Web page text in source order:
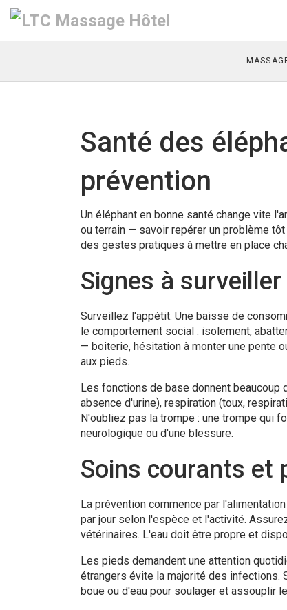
Santé des
prévention
Un éléphant en bonne santé change vite
ou terrain — savoir repérer un problème
des gestes pratiques à mettre en place
Signes à surveiller
Surveillez l'appétit. Une baisse de
le comportement social : isolement,
— boiterie, hésitation à monter une pente
aux pieds.
Les fonctions de base donnent beaucoup
absence d'urine), respiration (toux,
N'oubliez pas la trompe : une trompe qui
neurologique ou d'une blessure.
Soins courants et
La prévention commence par
par jour selon l'espèce et l'activité.
vétérinaires. L'eau doit être propre et
Les pieds demandent une attention
étrangers évite la majorité des infections.
boue ou d'eau pour soulager et assouplir